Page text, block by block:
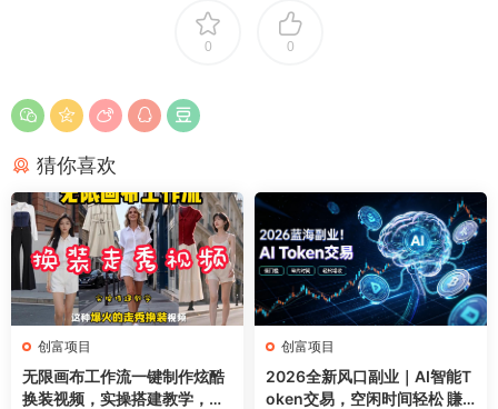
0 0
猜你喜欢
创富项目
无限画布工作流一键制作炫酷
换装视频，实操搭建教学，学
创富项目
2026全新风口副业｜AI智能T
oken交易，空闲时间轻松 賺